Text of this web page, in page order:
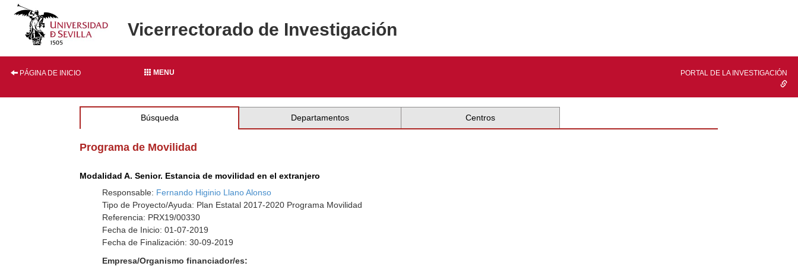
Vicerrectorado de Investigación
PÁGINA DE INICIO MENU PORTAL DE LA INVESTIGACIÓN
Búsqueda Departamentos Centros
Programa de Movilidad
Modalidad A. Senior. Estancia de movilidad en el extranjero
Responsable: Fernando Higinio Llano Alonso
Tipo de Proyecto/Ayuda: Plan Estatal 2017-2020 Programa Movilidad
Referencia: PRX19/00330
Fecha de Inicio: 01-07-2019
Fecha de Finalización: 30-09-2019
Empresa/Organismo financiador/es: